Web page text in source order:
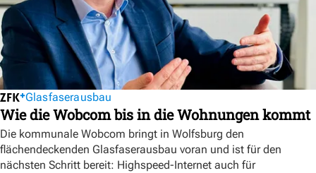
Glasfaserausbau
Wie die Wobcom bis in die Wohnungen kommt
Die kommunale Wobcom bringt in Wolfsburg den
flächendeckenden Glasfaserausbau voran und ist für den
nächsten Schritt bereit: Highspeed-Internet auch für